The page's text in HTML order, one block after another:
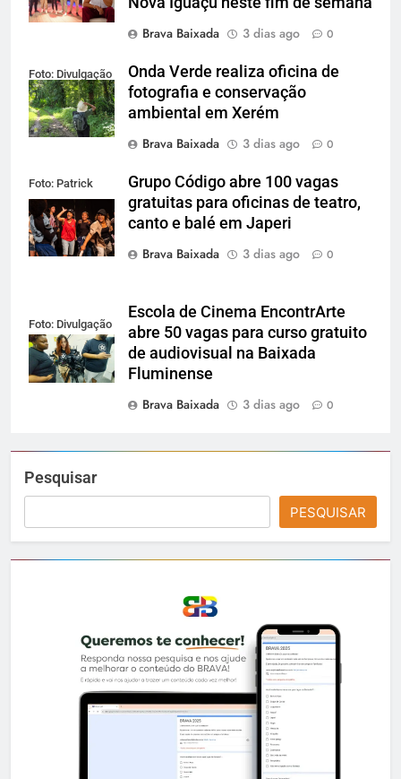
Brava Baixada
3 dias ago 0
Foto: Divulgação
Onda Verde realiza oficina de
fotografia e conservação
ambiental em Xerém
Brava Baixada
3 dias ago 0
Foto: Patrick
Lima
Grupo Código abre 100 vagas
gratuitas para oficinas de teatro,
canto e balé em Japeri
Brava Baixada
3 dias ago 0
Foto: Divulgação
Escola de Cinema EncontrArte
abre 50 vagas para curso gratuito
de audiovisual na Baixada
Fluminense
Brava Baixada
3 dias ago 0
Pesquisar
PESQUISAR